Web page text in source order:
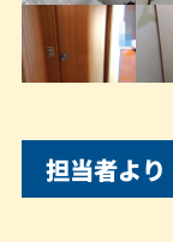
担当者より